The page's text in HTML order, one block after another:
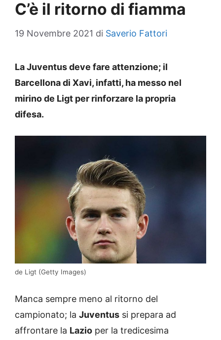
C’è il ritorno di fiamma
19 Novembre 2021 di Saverio Fattori
La Juventus deve fare attenzione; il
Barcellona di Xavi, infatti, ha messo nel
mirino de Ligt per rinforzare la propria
difesa.
de Ligt (Getty Images)
Manca sempre meno al ritorno del
campionato; la Juventus si prepara ad
affrontare la Lazio per la tredicesima